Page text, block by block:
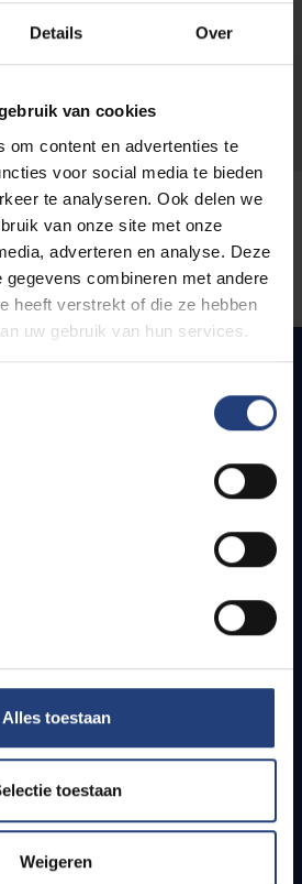
Details Over
van cookies
om content en advertenties te
voor social media te bieden
te analyseren. Ook delen we
van onze site met onze
adverteren en analyse. Deze
gegevens combineren met andere
heeft verstrekt of die ze hebben
uw gebruik van hun services.
Alles toestaan
toestaan
Weigeren
VUB campuses
schools